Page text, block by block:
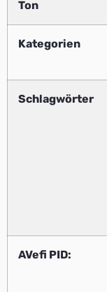
Ton
Kategorien
Schlagwörter
AVefi PID: